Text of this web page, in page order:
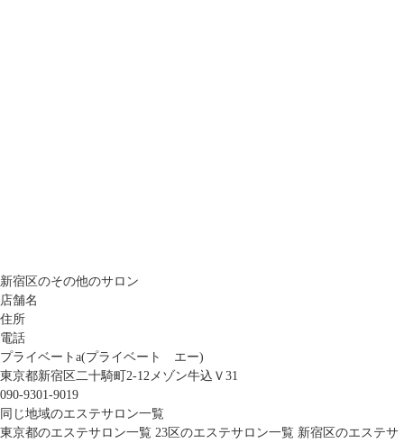
新宿区のその他のサロン
店舗名
住所
電話
プライベートa(プライベート エー)
東京都新宿区二十騎町2-12メゾン牛込Ｖ31
090-9301-9019
同じ地域のエステサロン一覧
東京都のエステサロン一覧 23区のエステサロン一覧 新宿区のエステサ